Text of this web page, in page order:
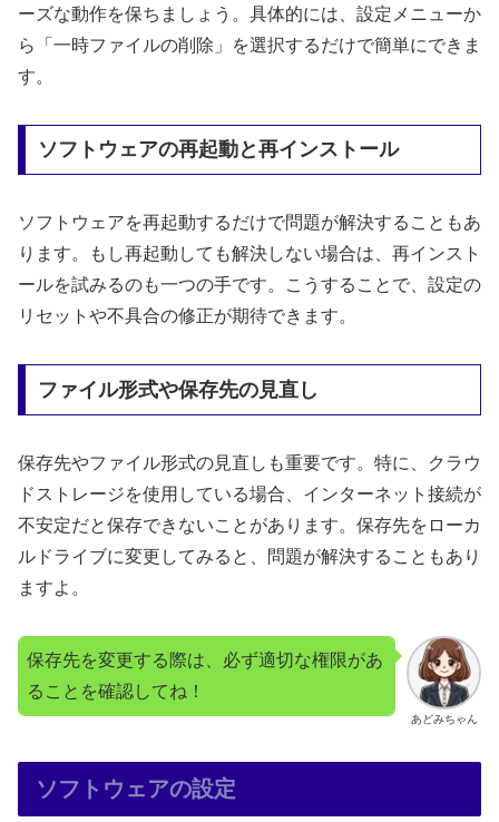
ーズな動作を保ちましょう。具体的には、設定メニューか
ら「一時ファイルの削除」を選択するだけで簡単にできま
す。
ソフトウェアの再起動と再インストール
ソフトウェアを再起動するだけで問題が解決することもあ
ります。もし再起動しても解決しない場合は、再インスト
ールを試みるのも一つの手です。こうすることで、設定の
リセットや不具合の修正が期待できます。
ファイル形式や保存先の見直し
保存先やファイル形式の見直しも重要です。特に、クラウ
ドストレージを使用している場合、インターネット接続が
不安定だと保存できないことがあります。保存先をローカ
ルドライブに変更してみると、問題が解決することもあり
ますよ。
あどみちゃん
保存先を変更する際は、必ず適切な権限があ
ることを確認してね！
ソフトウェアの設定